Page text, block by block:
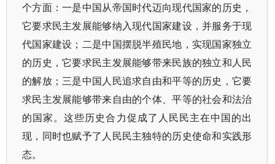
个方面：一是中国从帝国时代迈向现代国家的历史，
它要求民主发展能够纳入现代国家建设，并服务于现
代国家建设；二是中国摆脱半殖民地，实现国家独立
的历史，它要求民主发展能够带来民族的独立和人民
的解放；三是中国人民追求自由和平等的历史，它要
求民主发展能够带来自由的个体、平等的社会和法治
的国家。这些历史合力促成了人民民主在中国的出
现，同时也赋予了人民民主独特的历史使命和实践形
态。